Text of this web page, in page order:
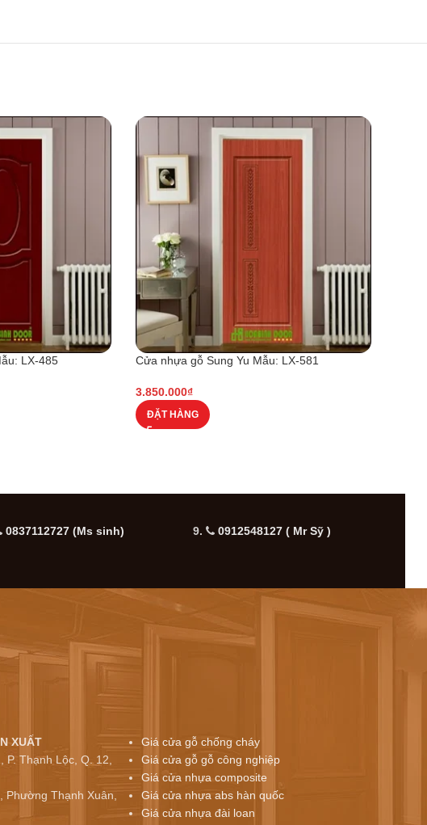
LX-485 Cửa nhựa gỗ Sung Yu Mẫu: LX-581
3.850.000₫
ĐẶT HÀNG
0837112727 (Ms sinh) 9. 0912548127 ( Mr Sỹ )
XUẤT
Thạnh Lộc, Q. 12,
Phường Thạnh Xuân,
Giá cửa gỗ chống cháy
Giá cửa gỗ gỗ công nghiệp
Giá cửa nhựa composite
Giá cửa nhựa abs hàn quốc
Giá cửa nhựa đài loan